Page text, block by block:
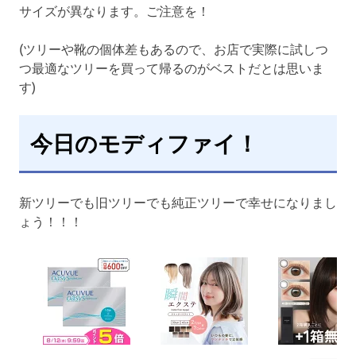
サイズが異なります。ご注意を！
(ツリーや靴の個体差もあるので、お店で実際に試しつ
つ最適なツリーを買って帰るのがベストだとは思いま
す)
今日のモディファイ！
新ツリーでも旧ツリーでも純正ツリーで幸せになりまし
ょう！！！